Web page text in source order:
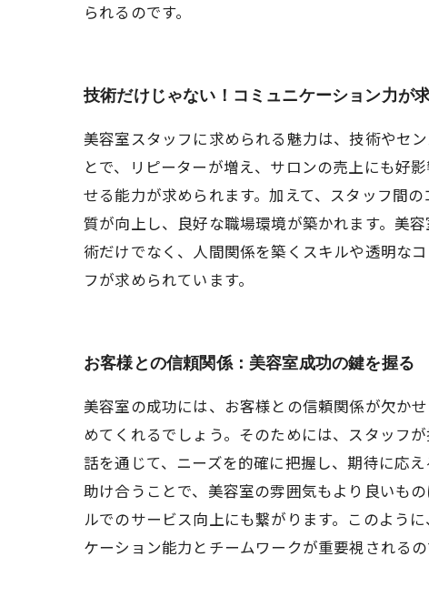
られるのです。
技術だけじゃない！コミュニケーション力が
美容室スタッフに求められる魅力は、技術やセ
とで、リピーターが増え、サロンの売上にも好
せる能力が求められます。加えて、スタッフ間
質が向上し、良好な職場環境が築かれます。美
術だけでなく、人間関係を築くスキルや透明な
フが求められています。
お客様との信頼関係：美容室成功の鍵を握る
美容室の成功には、お客様との信頼関係が欠か
めてくれるでしょう。そのためには、スタッフ
話を通じて、ニーズを的確に把握し、期待に応
助け合うことで、美容室の雰囲気もより良いも
ルでのサービス向上にも繋がります。このよう
ケーション能力とチームワークが重要視されるの